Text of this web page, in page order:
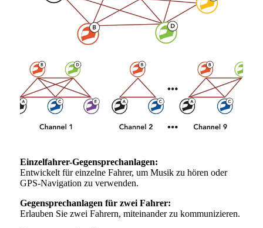
Einzelfahrer-Gegensprechanlagen:
Entwickelt für einzelne Fahrer, um Musik zu hören oder
GPS-Navigation zu verwenden.
Gegensprechanlagen für zwei Fahrer:
Erlauben Sie zwei Fahrern, miteinander zu kommunizieren.